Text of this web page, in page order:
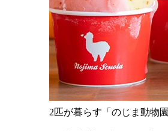
2匹が暮らす「のじま動物